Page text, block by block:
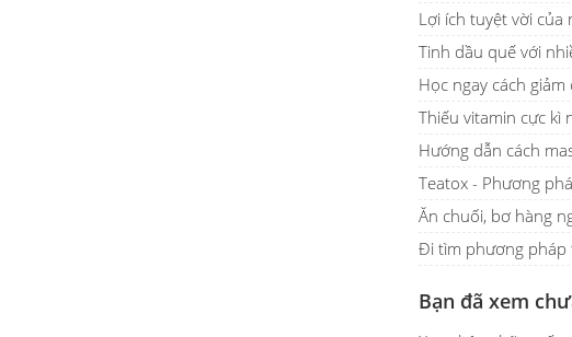
Lợi ích tuyệt vời của
Tinh dầu quế với
Học ngay cách
Thiếu vitamin cực kì
Hướng dẫn cách
Teatox - Phương
Ăn chuối, bơ hàng
Đi tìm phương pháp
Bạn đã xem